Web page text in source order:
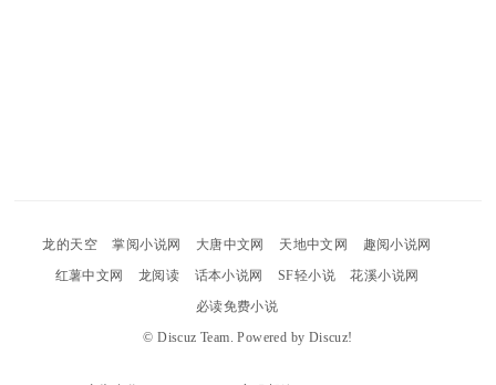
龙的天空 掌阅小说网 大唐中文网 天地中文网
趣阅小说网
红薯中文网
龙阅读 话本小说网 SF轻小说
花溪小说网
必读免费小说
©Discuz Team. Powered by Discuz!